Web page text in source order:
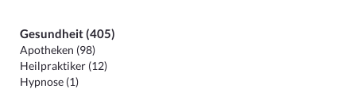
Gesundheit (405)
Apotheken (98)
Heilpraktiker (12)
Hypnose (1)